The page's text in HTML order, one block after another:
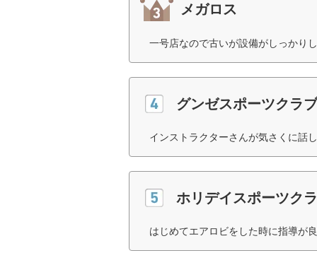
メガロス
一号店なので古いが設備がしっかり
グンゼスポーツクラブ
インストラクターさんが気さくに話
ホリデイスポーツク
はじめてエアロビをした時に指導が